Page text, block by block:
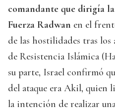
comandante que dirigía
Fuerza Radwan en el
de las hostilidades tras
de Resistencia Islámica
su parte, Israel confirmó
del ataque era Akil, quien
la intención de realizar